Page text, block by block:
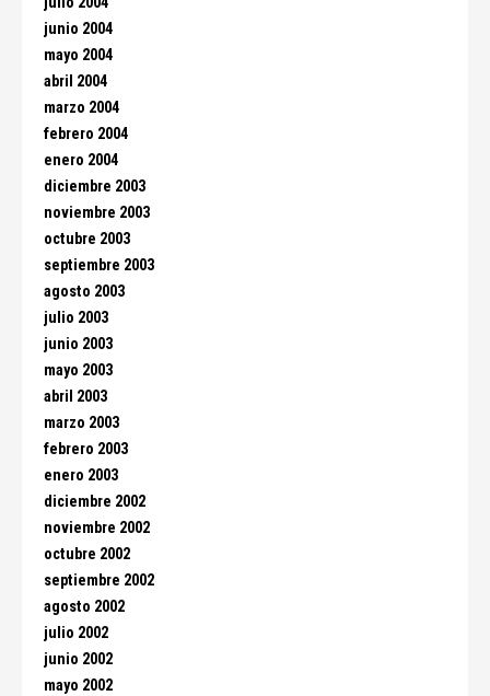
junio 2004
mayo 2004
abril 2004
marzo 2004
febrero 2004
enero 2004
diciembre 2003
noviembre 2003
octubre 2003
septiembre 2003
agosto 2003
julio 2003
junio 2003
mayo 2003
abril 2003
marzo 2003
febrero 2003
enero 2003
diciembre 2002
noviembre 2002
octubre 2002
septiembre 2002
agosto 2002
julio 2002
junio 2002
mayo 2002